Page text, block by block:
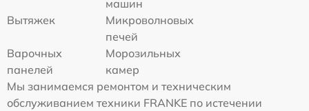
машин
Вытяжек
Микроволновых
печей
Варочных
панелей
Морозильных
камер
Мы занимаемся ремонтом и техническим
обслуживанием техники FRANKE по истечении